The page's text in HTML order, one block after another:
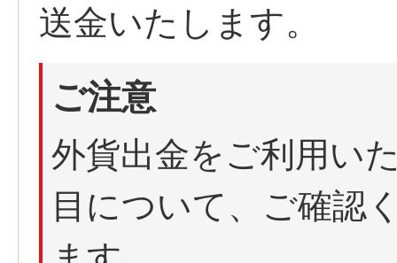
送金いたします。
ご注意
外貨出金をご利用い
目について、ご確認